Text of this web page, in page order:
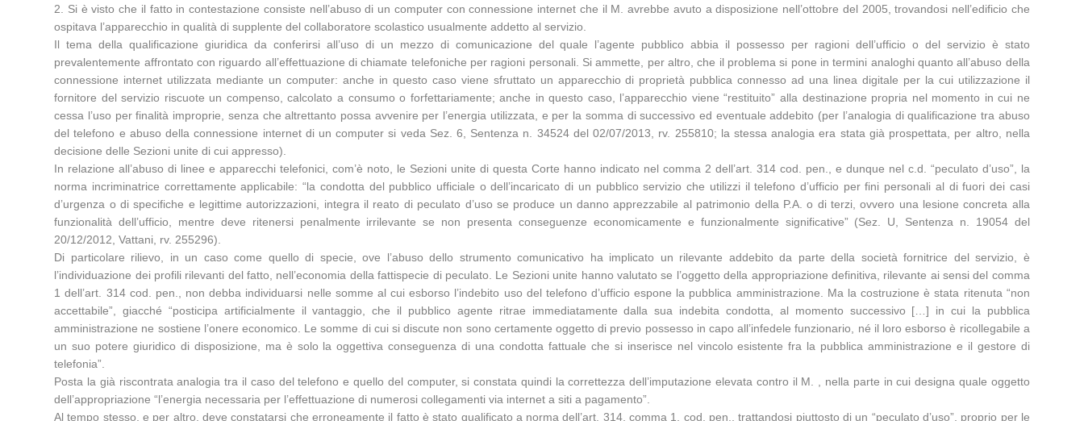
2. Si è visto che il fatto in contestazione consiste nell’abuso di un computer con connessione internet che il M. avrebbe avuto a disposizione nell’ottobre del 2005, trovandosi nell’edificio che
ospitava l’apparecchio in qualità di supplente del collaboratore scolastico usualmente addetto al servizio.
Il tema della qualificazione giuridica da conferirsi all’uso di un mezzo di comunicazione del quale l’agente pubblico abbia il possesso per ragioni dell’ufficio o del servizio è stato
prevalentemente affrontato con riguardo all’effettuazione di chiamate telefoniche per ragioni personali. Si ammette, per altro, che il problema si pone in termini analoghi quanto all’abuso della
connessione internet utilizzata mediante un computer: anche in questo caso viene sfruttato un apparecchio di proprietà pubblica connesso ad una linea digitale per la cui utilizzazione il
fornitore del servizio riscuote un compenso, calcolato a consumo o forfettariamente; anche in questo caso, l’apparecchio viene “restituito” alla destinazione propria nel momento in cui ne
cessa l’uso per finalità improprie, senza che altrettanto possa avvenire per l’energia utilizzata, e per la somma di successivo ed eventuale addebito (per l’analogia di qualificazione tra abuso
del telefono e abuso della connessione internet di un computer si veda Sez. 6, Sentenza n. 34524 del 02/07/2013, rv. 255810; la stessa analogia era stata già prospettata, per altro, nella
decisione delle Sezioni unite di cui appresso).
In relazione all’abuso di linee e apparecchi telefonici, com’è noto, le Sezioni unite di questa Corte hanno indicato nel comma 2 dell’art. 314 cod. pen., e dunque nel c.d. “peculato d’uso”, la
norma incriminatrice correttamente applicabile: “la condotta del pubblico ufficiale o dell’incaricato di un pubblico servizio che utilizzi il telefono d’ufficio per fini personali al di fuori dei casi
d’urgenza o di specifiche e legittime autorizzazioni, integra il reato di peculato d’uso se produce un danno apprezzabile al patrimonio della P.A. o di terzi, ovvero una lesione concreta alla
funzionalità dell’ufficio, mentre deve ritenersi penalmente irrilevante se non presenta conseguenze economicamente e funzionalmente significative” (Sez. U, Sentenza n. 19054 del
20/12/2012, Vattani, rv. 255296).
Di particolare rilievo, in un caso come quello di specie, ove l’abuso dello strumento comunicativo ha implicato un rilevante addebito da parte della società fornitrice del servizio, è
l’individuazione dei profili rilevanti del fatto, nell’economia della fattispecie di peculato. Le Sezioni unite hanno valutato se l’oggetto della appropriazione definitiva, rilevante ai sensi del comma
1 dell’art. 314 cod. pen., non debba individuarsi nelle somme al cui esborso l’indebito uso del telefono d’ufficio espone la pubblica amministrazione. Ma la costruzione è stata ritenuta “non
accettabile”, giacché “posticipa artificialmente il vantaggio, che il pubblico agente ritrae immediatamente dalla sua indebita condotta, al momento successivo […] in cui la pubblica
amministrazione ne sostiene l’onere economico. Le somme di cui si discute non sono certamente oggetto di previo possesso in capo all’infedele funzionario, né il loro esborso è ricollegabile a
un suo potere giuridico di disposizione, ma è solo la oggettiva conseguenza di una condotta fattuale che si inserisce nel vincolo esistente fra la pubblica amministrazione e il gestore di
telefonia”.
Posta la già riscontrata analogia tra il caso del telefono e quello del computer, si constata quindi la correttezza dell’imputazione elevata contro il M. , nella parte in cui designa quale oggetto
dell’appropriazione “l’energia necessaria per l’effettuazione di numerosi collegamenti via internet a siti a pagamento”.
Al tempo stesso, e per altro, deve constatarsi che erroneamente il fatto è stato qualificato a norma dell’art. 314, comma 1, cod. pen., trattandosi piuttosto di un “peculato d’uso”, proprio per le